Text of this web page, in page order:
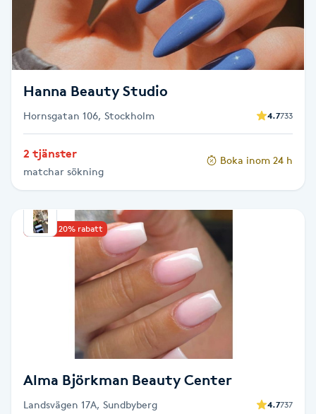
Hudvård
Hyaluronsyra
Hårbottenbehandling
Hårförlängning
Hälsprickor
Hanna Beauty Studio
Hornsgatan 106, Stockholm 4.7733
2 tjänster
matchar sökning
Boka inom 24 h
Upp till 20% rabatt
Alma Björkman Beauty Center
Landsvägen 17A, Sundbyberg 4.7737